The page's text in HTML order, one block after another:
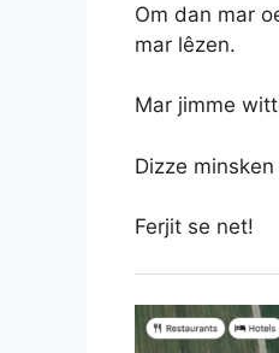
Om dan mar
mar lêzen.
Mar jimme
Dizze
Ferjit se net!